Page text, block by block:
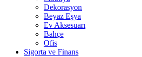
Dekorasyon
Beyaz Eşya
Ev Aksesuarı
Bahçe
Ofis
Sigorta ve Finans